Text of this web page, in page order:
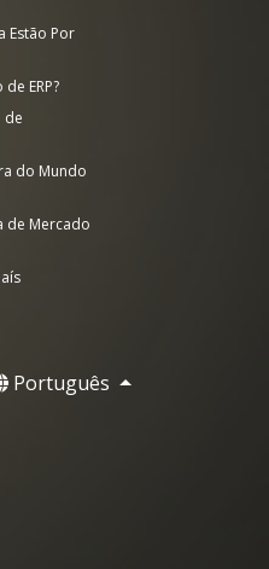
Estão Por
ERP?
de
do Mundo
de Mercado
Português